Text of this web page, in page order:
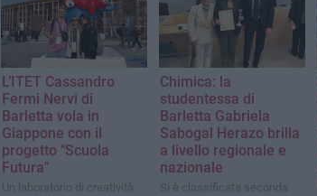
Polivalente
L’ITET Cassandro
Fermi Nervi di
Barletta vola in
Giappone con il
progetto "Scuola
Futura"
Un laboratorio di creatività
Chimica: la
studentessa di
Barletta Gabriela
Sabogal Herazo brilla
a livello regionale e
nazionale
Si è classificata seconda